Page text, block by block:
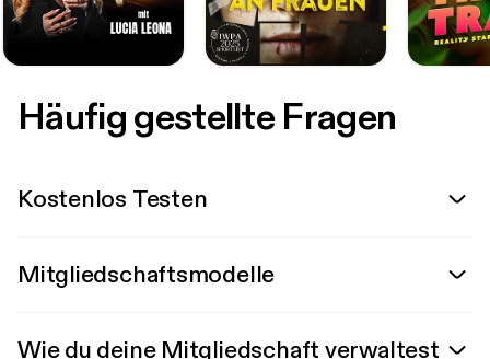
Häufig gestellte Fragen
Kostenlos Testen
Mitgliedschaftsmodelle
Wie du deine Mitgliedschaft verwaltest